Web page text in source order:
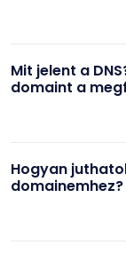
Mit jelent a
domaint a
Hogyan
domainemhez?